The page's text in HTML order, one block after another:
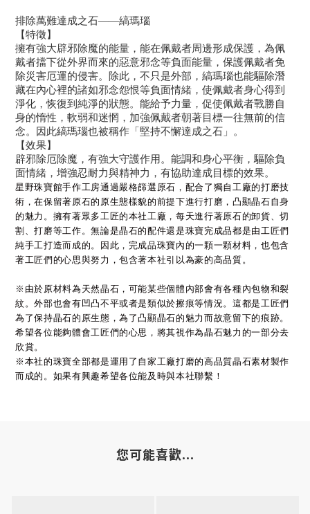
排除萬難達成之石――縞瑪瑙
【特徵】
擁有強大辟邪除魔的能量，能在佩戴者周邊形成保護，為佩
戴者擋下從外界而來的惡意邪念等負面能量，保護佩戴者免
除災害厄運的侵害。除此，不只是外部，縞瑪瑙也能驅除潛
藏在內心裡的諸如邪念怨恨等負面情緒，使佩戴者身心得到
淨化，恢復到純淨的狀態。能給予力量，促使佩戴者戰勝自
身的惰性，軟弱和迷惘，加強佩戴者朝著目標一往無前的信
念。因此縞瑪瑙也被稱作「堅持不懈達成之石」。
【效果】
辟邪除厄除魔，有強大守護作用。能調和身心平衡，驅除負
面情緒，增強忍耐力與精神力，有協助達成目標的效果。
星野珠寶館手作工房通過嚴格篩選原石，配合了獨自工廠的打磨技
術，在保留著原石的原生態樣貌的前提下進行打磨，凸顯晶石自身
的魅力。擁有著眾多工匠的本社工廠，每天進行著原石的卸貨、切
割、打磨等工作。無論是晶石的配件還是珠寶完成品都是由工匠們
純手工打造而成的。因此，完成品珠寶內的一顆一顆材料，也包含
著工匠們的心思與努力，包含著本社引以為豪的高品質。
※由於原材料為天然晶石，可能某些個體內部會有各種內包物和裂
紋。外部也會有凹凸不平或者是類似於擦痕等情況。這都是工匠們
為了保持晶石的原生態，為了凸顯晶石的魅力而故意留下的痕跡。
希望各位能夠體會工匠們的心思，將其視作為晶石魅力的一部分去
欣賞。
※本社的珠寶全部都是運用了自家工廠打磨的高品質晶石素材製作
而成的。如果有興趣希望各位能及時與本社聯繫！
您可能喜歡...